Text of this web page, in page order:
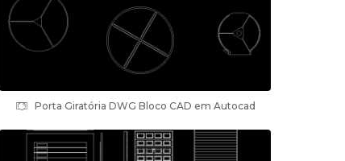
Porta Giratória DWG Bloco CAD em Autocad